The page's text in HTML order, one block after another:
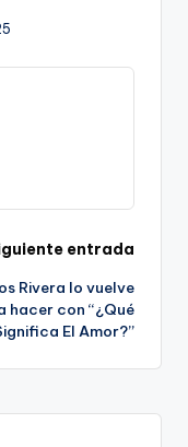
entrada
Rivera lo vuelve
hacer con “¿Qué
El Amor?”